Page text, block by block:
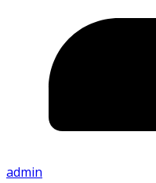
admin